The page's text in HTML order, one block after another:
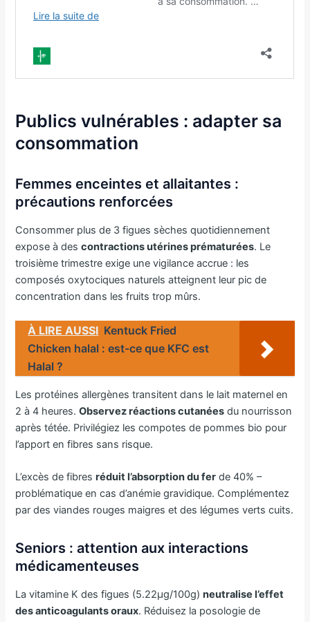
Publics vulnérables : adapter sa
consommation
Femmes enceintes et allaitantes :
précautions renforcées
Consommer plus de 3 figues sèches quotidiennement
expose à descontractions utérines prématurées. Le
troisième trimestre exige une vigilance accrue : les
composés oxytociques naturels atteignent leur pic de
concentration dans les fruits trop mûrs.
À LIRE AUSSI Kentuck Fried
Chicken halal : est-ce que KFC est
Halal ?
Les protéines allergènes transitent dans le lait maternel en
2 à 4 heures.Observez réactions cutanées du nourrisson
après tétée. Privilégiez les compotes de pommes bio pour
l’apport en fibres sans risque.
L’excès de fibresréduit l’absorption du fer de 40% –
problématique en cas d’anémie gravidique. Complémentez
par des viandes rouges maigres et des légumes verts cuits.
Seniors : attention aux interactions
médicamenteuses
La vitamine K des figues (5.22μg/100g)neutralise l’effet
des anticoagulants oraux. Réduisez la posologie de